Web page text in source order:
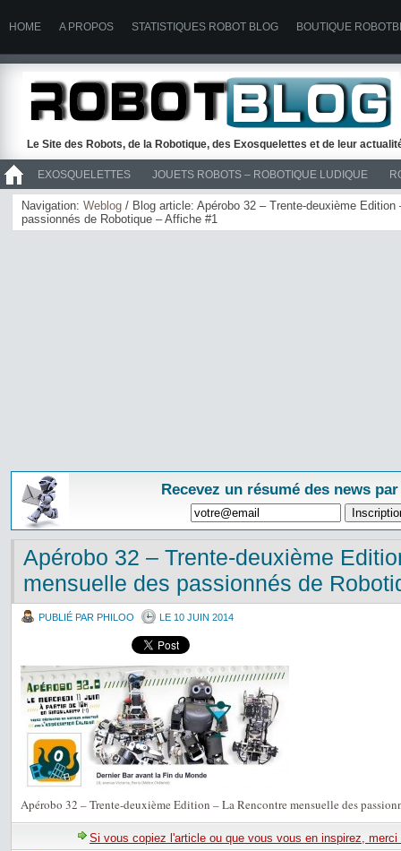
HOME A PROPOS STATISTIQUES ROBOT BLOG BOUTIQUE
Le Site des Robots, de la Robotique, des Exosquelettes et de leur
EXOSQUELETTES JOUETS ROBOTS – ROBOTIQUE LUDIQUE
>> ROBOTS
Navigation: Weblog / Blog article: Apérobo 32 – Trente-deuxième
passionnés de Robotique – Affiche #1
Recevez un résumé des news
Apérobo 32 – Trente-deuxième
mensuelle des passionnés de
PUBLIÉ PAR PHILOO LE 10 JUIN 2014
Apérobo 32 – Trente-deuxième Edition – La Rencontre mensuelle des
Si vous copiez l'article ou que vous vous en inspirez,